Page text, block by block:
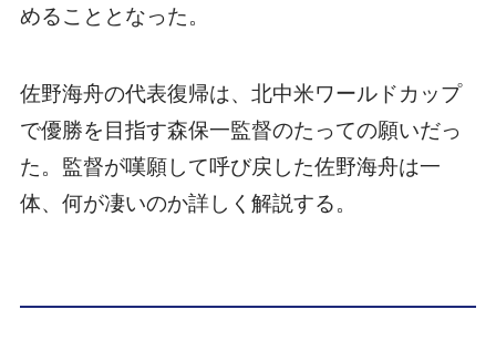
めることとなった。
佐野海舟の代表復帰は、北中米ワールドカップ
で優勝を目指す森保一監督のたっての願いだっ
た。監督が嘆願して呼び戻した佐野海舟は一
体、何が凄いのか詳しく解説する。